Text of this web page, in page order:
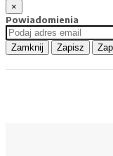
×
Powiadomienia
Zamknij Zapisz